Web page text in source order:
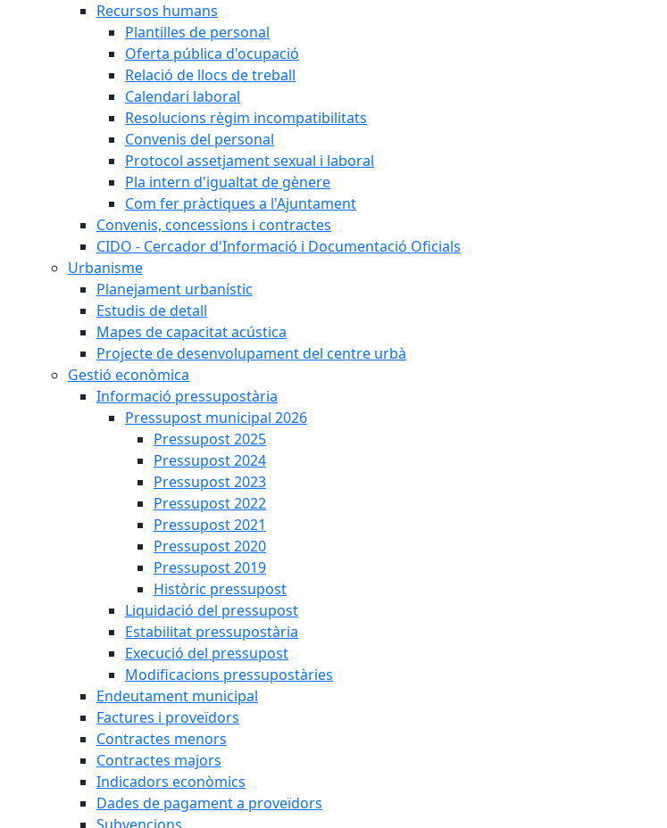
Recursos humans
Plantilles de personal
Oferta pública d'ocupació
Relació de llocs de treball
Calendari laboral
Resolucions règim incompatibilitats
Convenis del personal
Protocol assetjament sexual i laboral
Pla intern d'igualtat de gènere
Com fer pràctiques a l'Ajuntament
Convenis, concessions i contractes
CIDO - Cercador d'Informació i Documentació Oficials
Urbanisme
Planejament urbanístic
Estudis de detall
Mapes de capacitat acústica
Projecte de desenvolupament del centre urbà
Gestió econòmica
Informació pressupostària
Pressupost municipal 2026
Pressupost 2025
Pressupost 2024
Pressupost 2023
Pressupost 2022
Pressupost 2021
Pressupost 2020
Pressupost 2019
Històric pressupost
Liquidació del pressupost
Estabilitat pressupostària
Execució del pressupost
Modificacions pressupostàries
Endeutament municipal
Factures i proveïdors
Contractes menors
Contractes majors
Indicadors econòmics
Dades de pagament a proveïdors